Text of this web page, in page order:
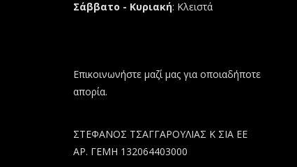
Σάββατο - Κυριακή: Κλειστά
Επικοινωνήστε μαζί μας για οποιαδήποτε
απορία.
ΣΤΕΦΑΝΟΣ ΤΣΑΓΓΑΡΟΥΛΙΑΣ Κ ΣΙΑ ΕΕ
ΑΡ. ΓΕΜΗ 132064403000